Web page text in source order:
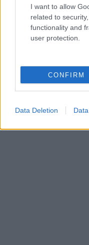
I want to allow
related to
functionality and
user protection.
CONFIRM
Data Deletion
Ma è
dell’Imu, una
redditività,
anziché favorirne il
Giorgio Spaziani